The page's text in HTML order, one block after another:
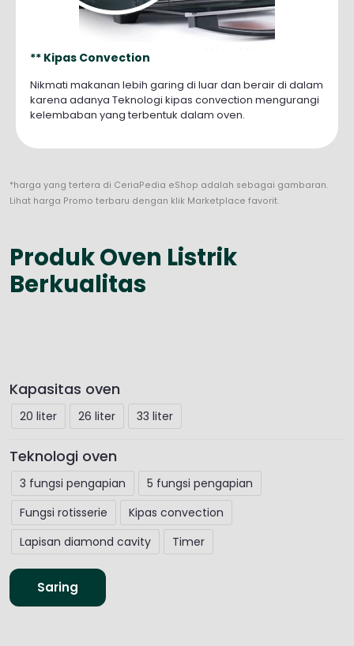
** Kipas Convection
Nikmati makanan lebih garing di luar dan berair di dalam
karena adanya Teknologi kipas convection mengurangi
kelembaban yang terbentuk dalam oven.
*harga yang tertera di CeriaPedia eShop adalah sebagai gambaran.
Lihat harga Promo terbaru dengan klik Marketplace favorit.
Produk Oven Listrik
Berkualitas
Kapasitas oven
20 liter 26 liter 33 liter
Teknologi oven
3 fungsi pengapian
5 fungsi pengapian
Fungsi rotisserie
Kipas convection
Lapisan diamond cavity
Timer
Saring